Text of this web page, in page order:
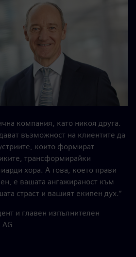
компания, като никоя друга.
възможност на клиентите да
които формират
трансформирайки
хора. А това, което прави
е вашата ангажираност към
страст и вашият екипен дух.“
и главен изпълнителен